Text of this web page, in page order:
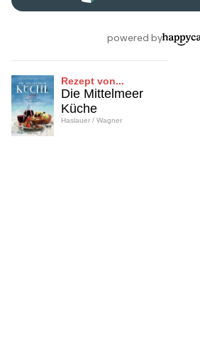
Rezept von...
Die Mittelmeer
Küche
Haslauer / Wagner